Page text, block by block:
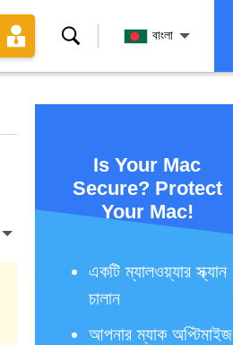
অনুসন্ধান
করুন
বাংলা
Is Your Mac
Secure? Protect
Your Mac!
একটি ম্যালওয়্যার স্ক্যান
চালান
আপনার ম্যাক অপ্টিমাইজ